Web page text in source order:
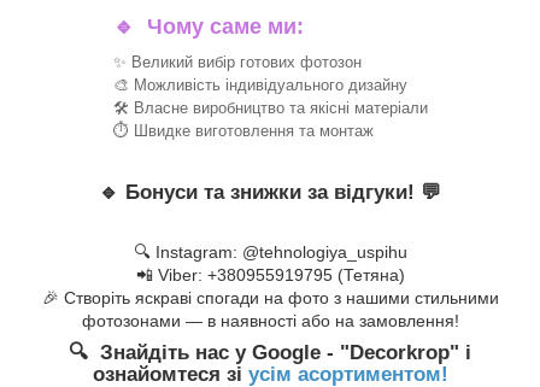
🔹 Чому саме ми:
✨ Великий вибір готових фотозон
🎨 Можливість індивідуального дизайну
🛠 Власне виробництво та якісні матеріали
⏱ Швидке виготовлення та монтаж
🔹 Бонуси та знижки за відгуки! 💬
🔍 Instagram: @tehnologiya_uspihu
📲 Viber: +380955919795 (Тетяна)
🎉 Створіть яскраві спогади на фото з нашими стильними
фотозонами — в наявності або на замовлення!
🔍 Знайдіть нас у Google - "Decorkrop" і
ознайомтеся зі усім асортиментом!